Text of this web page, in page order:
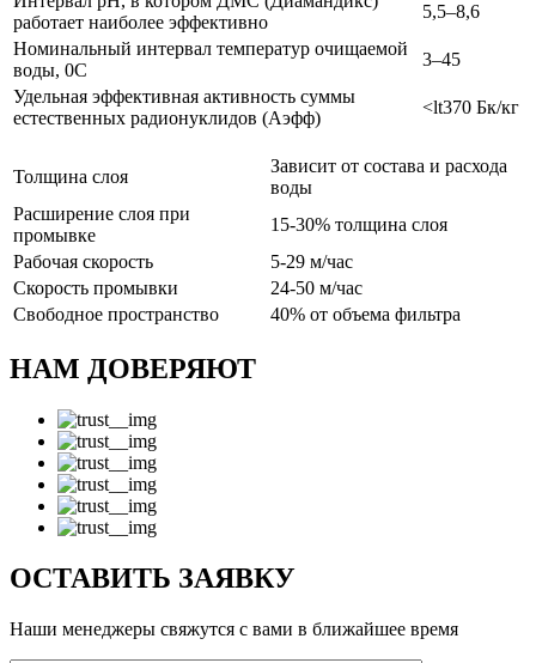
работает наиболее эффективно
5,5–8,6
Номинальный интервал температур очищаемой
воды, 0C
3–45
Удельная эффективная активность суммы
естественных радионуклидов (Аэфф)
<lt370 Бк/кг
Толщина слоя
Зависит от состава и расхода
воды
Расширение слоя при
промывке
15-30% толщина слоя
Рабочая скорость
5-29 м/час
Скорость промывки
24-50 м/час
Свободное пространство
40% от объема фильтра
НАМ ДОВЕРЯЮТ
ОСТАВИТЬ ЗАЯВКУ
Наши менеджеры свяжутся с вами в ближайшее время